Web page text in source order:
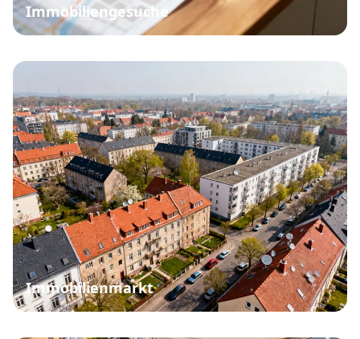
Immobiliengesuche
Immobilienmarkt